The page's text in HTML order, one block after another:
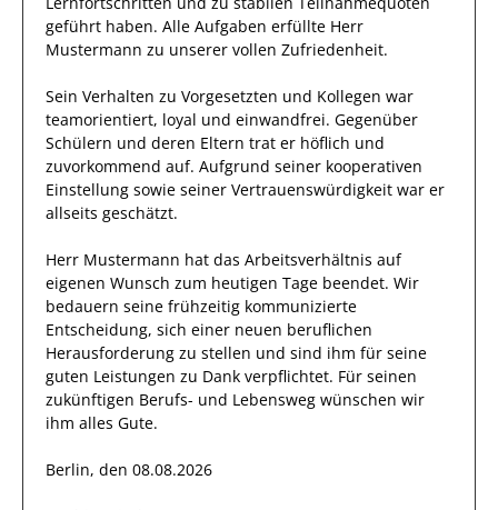
geführt haben. Alle Aufgaben erfüllte Herr
Mustermann zu unserer vollen Zufriedenheit.
Sein Verhalten zu Vorgesetzten und Kollegen war
teamorientiert, loyal und einwandfrei. Gegenüber
Schülern und deren Eltern trat er höflich und
zuvorkommend auf. Aufgrund seiner kooperativen
Einstellung sowie seiner Vertrauenswürdigkeit war er
allseits geschätzt.
Herr Mustermann hat das Arbeitsverhältnis auf
eigenen Wunsch zum heutigen Tage beendet. Wir
bedauern seine frühzeitig kommunizierte
Entscheidung, sich einer neuen beruflichen
Herausforderung zu stellen und sind ihm für seine
guten Leistungen zu Dank verpflichtet. Für seinen
zukünftigen Berufs- und Lebensweg wünschen wir
ihm alles Gute.
Berlin, den 08.08.2026